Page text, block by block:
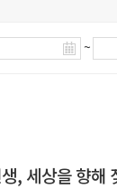
~
, 세상을 향해